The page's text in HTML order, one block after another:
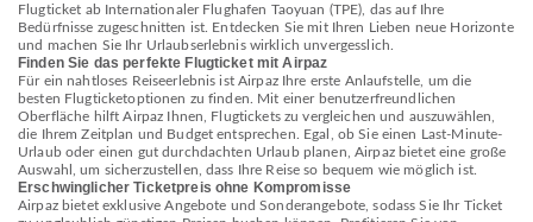
Flugticket ab Internationaler Flughafen Taoyuan (TPE), das auf Ihre
Bedürfnisse zugeschnitten ist. Entdecken Sie mit Ihren Lieben neue Horizonte
und machen Sie Ihr Urlaubserlebnis wirklich unvergesslich.
Finden Sie das perfekte Flugticket mit Airpaz
Für ein nahtloses Reiseerlebnis ist Airpaz Ihre erste Anlaufstelle, um die
besten Flugticketoptionen zu finden. Mit einer benutzerfreundlichen
Oberfläche hilft Airpaz Ihnen, Flugtickets zu vergleichen und auszuwählen,
die Ihrem Zeitplan und Budget entsprechen. Egal, ob Sie einen Last-Minute-
Urlaub oder einen gut durchdachten Urlaub planen, Airpaz bietet eine große
Auswahl, um sicherzustellen, dass Ihre Reise so bequem wie möglich ist.
Erschwinglicher Ticketpreis ohne Kompromisse
Airpaz bietet exklusive Angebote und Sonderangebote, sodass Sie Ihr Ticket